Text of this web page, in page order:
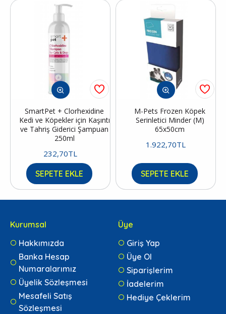
SmartPet + Clorhexidine
Kedi ve Köpekler için Kaşıntı
ve Tahriş Giderici Şampuan
250ml
232,70TL
SEPETE EKLE
M-Pets Frozen Köpek
Serinletici Minder (M)
65x50cm
1.922,70TL
SEPETE EKLE
Kurumsal
Hakkımızda
Banka Hesap
Numaralarımız
Üyelik Sözleşmesi
Mesafeli Satış
Sözleşmesi
Üye
Giriş Yap
Üye Ol
Siparişlerim
İadelerim
Hediye Çeklerim